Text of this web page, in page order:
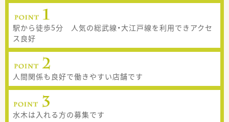
駅から徒歩5分 人気の総武線・大江戸線を利用できアクセ
ス良好
人間関係も良好で働きやすい店舗です
水木は入れる方の募集です